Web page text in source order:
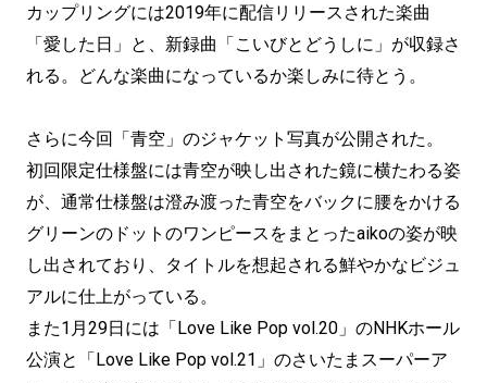
カップリングには2019年に配信リリースされた楽曲
「愛した日」と、新録曲「こいびとどうしに」が収録さ
れる。どんな楽曲になっているか楽しみに待とう。
さらに今回「青空」のジャケット写真が公開された。
初回限定仕様盤には青空が映し出された鏡に横たわる姿
が、通常仕様盤は澄み渡った青空をバックに腰をかける
グリーンのドットのワンピースをまとったaikoの姿が映
し出されており、タイトルを想起される鮮やかなビジュ
アルに仕上がっている。
また1月29日には「Love Like Pop vol.20」のNHKホール
公演と「Love Like Pop vol.21」のさいたまスーパーア